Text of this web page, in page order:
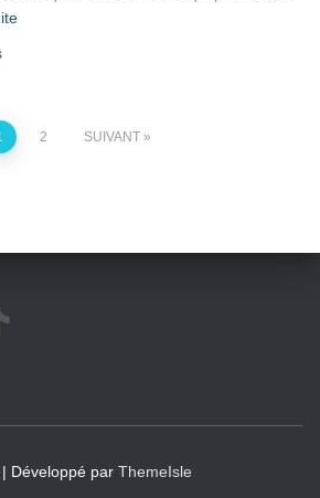
2 SUIVANT
Développé par ThemeIsle